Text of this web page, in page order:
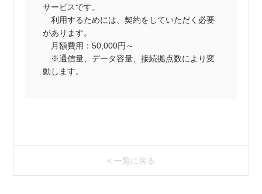
サービスです。
利用するためには、契約をしていただく必要
があります。
月額費用：50,000円～
※通信量、データ容量、接続拠点数により変
動します。
< 一覧に戻る